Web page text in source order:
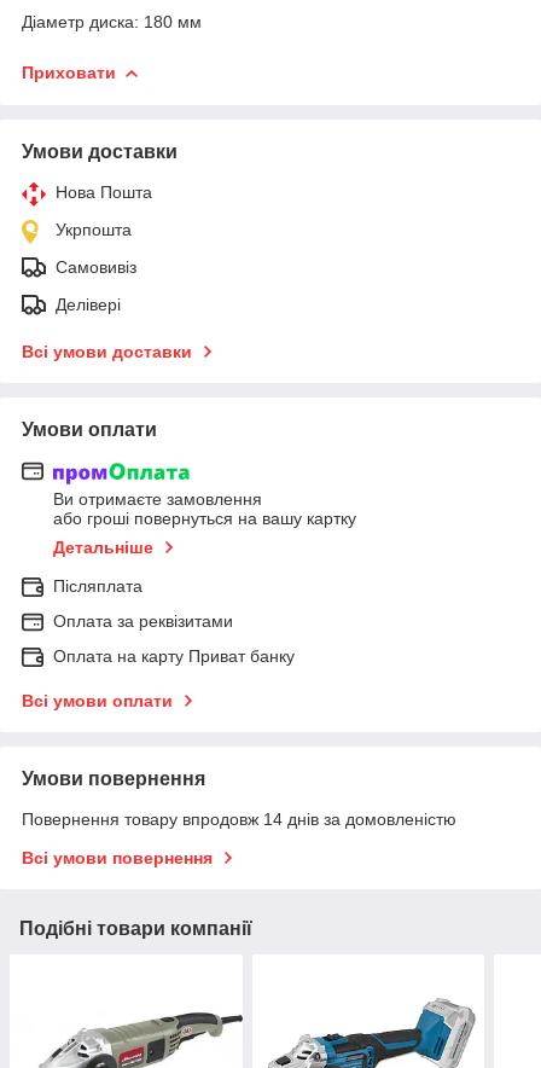
Діаметр диска: 180 мм
Приховати
Умови доставки
Нова Пошта
Укрпошта
Самовивіз
Делівері
Всі умови доставки
Умови оплати
Ви отримаєте замовлення
або гроші повернуться на вашу картку
Детальніше
Післяплата
Оплата за реквізитами
Оплата на карту Приват банку
Всі умови оплати
Умови повернення
Повернення товару впродовж 14 днів за домовленістю
Всі умови повернення
Подібні товари компанії